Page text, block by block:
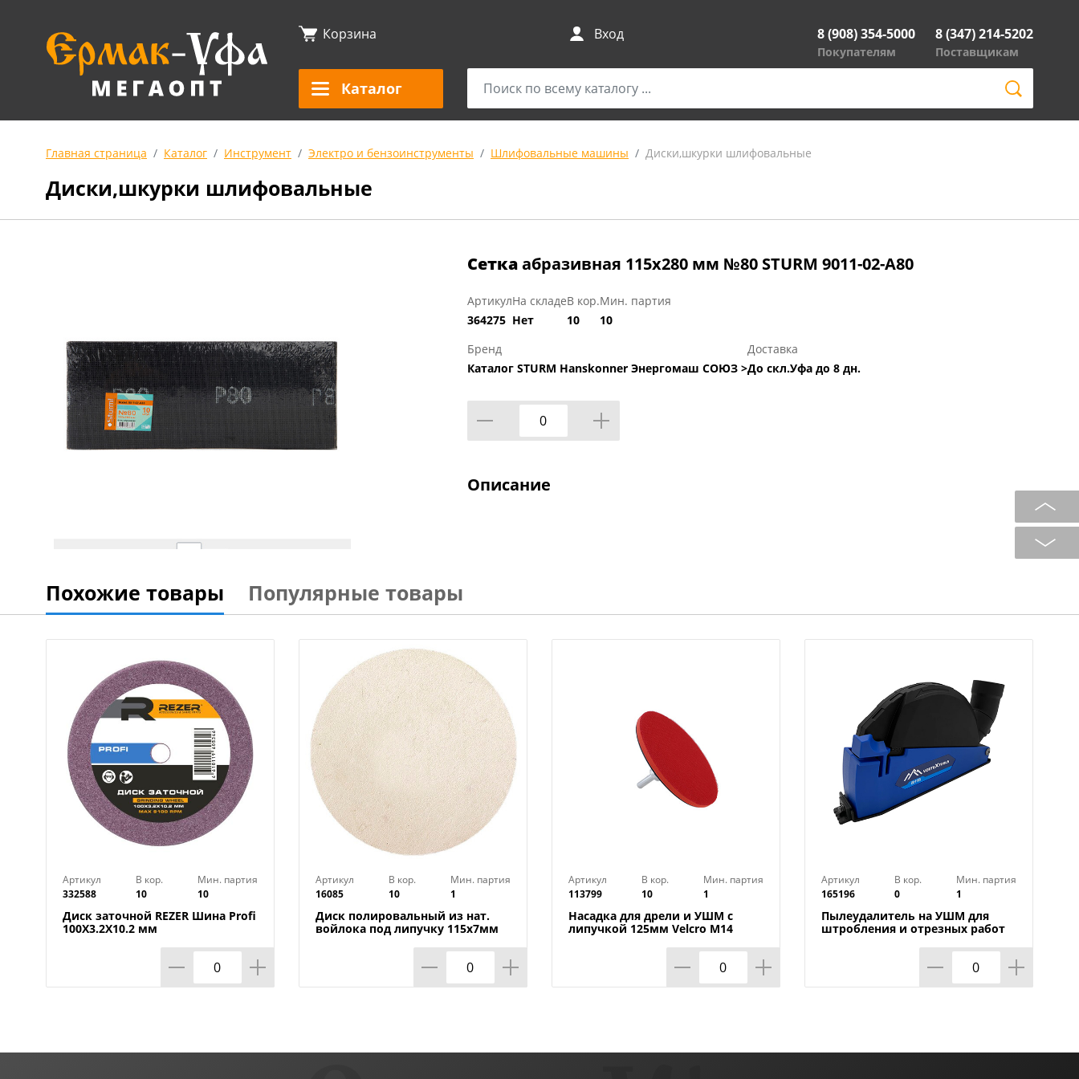
Корзина Вход 8 (908) 354-5000
Покупателям
8 (347) 214-5202
Поставщикам
Каталог
Главная страница Каталог Инструмент Электро и бензоинструменты Шлифовальные машины Диски,шкурки шлифовальные
Диски,шкурки шлифовальные
Сеткаабразивная 115х280 мм №80 STURM 9011-02-А80
Артикул
364275
На складе
Нет
В кор.
10
Мин. партия
10
Бренд
Каталог STURM Hanskonner Энергомаш СОЮЗ >
Доставка
До скл.Уфа до 8 дн.
Описание
Похожие товары Популярные товары
Артикул
332588
В кор.
10
Мин. партия
10
Диск заточной REZER Шина Profi
100X3.2X10.2 мм
Артикул
16085
В кор.
10
Мин. партия
1
Диск полировальный из нат.
войлока под липучку 115х7мм
Артикул
113799
В кор.
10
Мин. партия
1
Насадка для дрели и УШМ с
липучкой 125мм Velcro М14
Targ Тарелка опорная, 1/
Артикул
165196
В кор.
0
Мин. партия
1
Пылеудалитель на УШМ для
штробления и отрезных работ